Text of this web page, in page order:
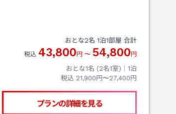
おとな2名 1泊1部屋 合計
税込 43,800円 〜 54,800円
おとな1名 (2名1室)｜ 1泊
税込 21,900円〜27,400円
プランの詳細を見る